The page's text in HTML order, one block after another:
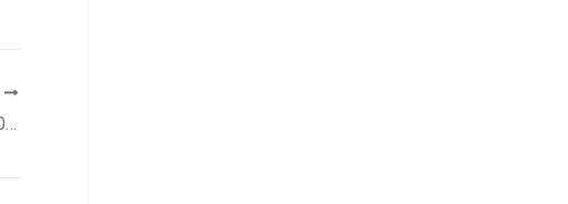
LTPlabs lança programa para recrutar 30 colaboradores